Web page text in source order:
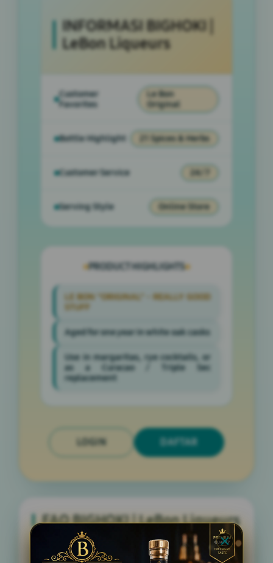
INFORMASI BIGHOKI |
LeBon Liqueurs
Customer
Favorites
Le Bon
Original
Bottle Highlight 21 Spices & Herbs
Customer Service 24/7
Serving Style Online Store
PRODUCT HIGHLIGHTS
LE BON "ORIGINAL" - REALLY GOOD
STUFF
Aged for one year in white oak casks
Use in margaritas, rye cocktails, or
as a Curacao / Triple Sec
replacement
LOGIN DAFTAR
FAQ BIGHOKI | LeBon Liqueurs
Apa itu BIGHOKI | LeBon Liqueurs?